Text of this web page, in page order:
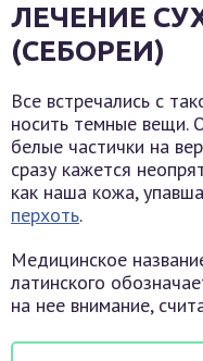
ЛЕЧЕНИЕ
(СЕБОРЕИ)
Все встречались с
носить темные вещи.
белые частички на
сразу кажется
как наша кожа,
перхоть.
Медицинское
латинского
на нее внимание,